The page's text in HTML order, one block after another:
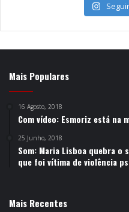
Mais Populares
16 Agosto, 2018
Com vídeo: Esmoriz está na
25 Junho, 2018
Som: Maria Lisboa quebra o
que foi vítima de violência
Mais Recentes